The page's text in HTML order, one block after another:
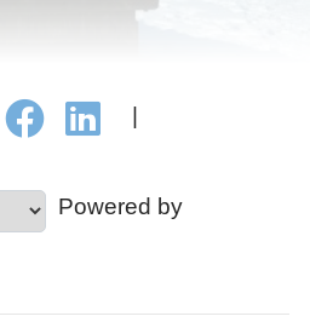
Powered by